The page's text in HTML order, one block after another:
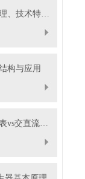
双钳相位伏安表工作原理、技术特性与电力现场应用解析
构与应用
深度对比：交直流毫安表vs交直流安培表vs交直流伏特表